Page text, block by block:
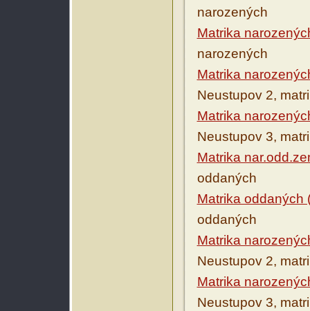
narozených
Matrika
narozených
Matrika
Neustupov 2,
Matrika
Neustupov 3,
Matrika
oddaných
Matrika oddaných
oddaných
Matrika
Neustupov 2,
Matrika
Neustupov 3,